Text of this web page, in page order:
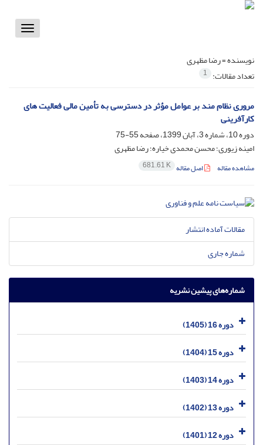
Toggle
نویسنده =رضا مظهری
تعداد مقالات: 1
مروری نظام مند بر عوامل مؤثر در دسترسی به تأمین مالی فعالیت های
کارآفرینی
دوره 10، شماره 3، آبان 1399، صفحه
55-75
امینه زیوری؛ محسن محمدی خیاره؛ رضا مظهری
مشاهده مقاله اصل مقاله 681.61 K
مقالات آماده انتشار
شماره جاری
شماره‌های پیشین نشریه
دوره 16 (1405)
دوره 15 (1404)
دوره 14 (1403)
دوره 13 (1402)
دوره 12 (1401)